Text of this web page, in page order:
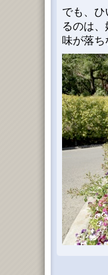
でも、
るのは、
味が落ち